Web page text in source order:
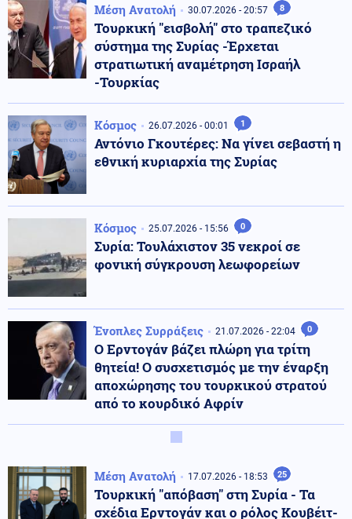
Μέση Ανατολή 30.07.2026 - 20:57 8
Τουρκική "εισβολή" στο τραπεζικό
σύστημα της Συρίας -Έρχεται
στρατιωτική αναμέτρηση Ισραήλ
-Τουρκίας
Κόσμος 26.07.2026 - 00:01 1
Αντόνιο Γκουτέρες: Να γίνει σεβαστή η
εθνική κυριαρχία της Συρίας
Κόσμος 25.07.2026 - 15:56 0
Συρία: Τουλάχιστον 35 νεκροί σε
φονική σύγκρουση λεωφορείων
Ένοπλες Συρράξεις 21.07.2026 - 22:04 0
Ο Ερντογάν βάζει πλώρη για τρίτη
θητεία! Ο συσχετισμός με την έναρξη
αποχώρησης του τουρκικού στρατού
από το κουρδικό Αφρίν
Μέση Ανατολή 17.07.2026 - 18:53 25
Τουρκική "απόβαση" στη Συρία - Τα
σχέδια Ερντογάν και ο ρόλος Κουβέιτ-